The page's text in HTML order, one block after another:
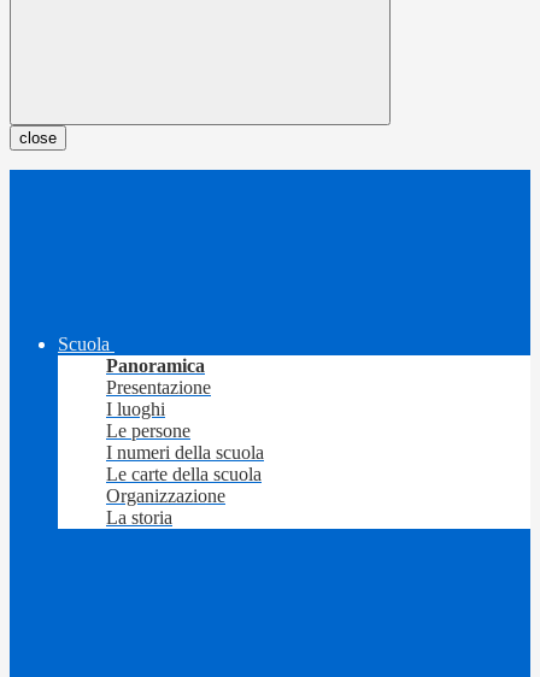
close
Scuola
Panoramica
Presentazione
I luoghi
Le persone
I numeri della scuola
Le carte della scuola
Organizzazione
La storia